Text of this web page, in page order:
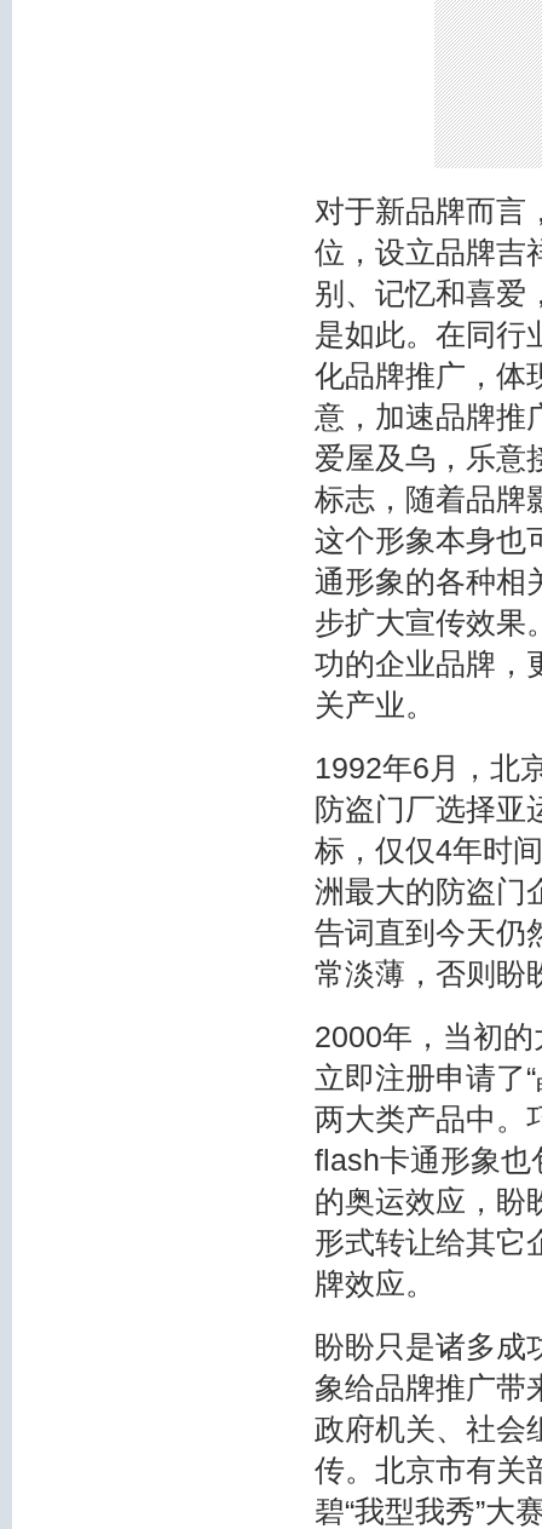
对于新品牌而言
位，设立品牌吉
别、记忆和喜爱
是如此。在同行
化品牌推广，体
意，加速品牌推
爱屋及乌，乐意
标志，随着品牌
这个形象本身也
通形象的各种相
步扩大宣传效果
功的企业品牌，
关产业。
1992年6月，北
防盗门厂选择亚
标，仅仅4年时
洲最大的防盗门
告词直到今天仍
常淡薄，否则盼
2000年，当初的
立即注册申请了
两大类产品中。
flash卡通形象也
的奥运效应，盼
形式转让给其它
牌效应。
盼盼只是诸多成
象给品牌推广带
政府机关、社会
传。北京市有关
碧“我型我秀”大